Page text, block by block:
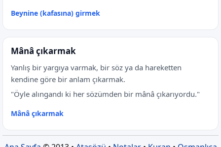
Beynine (kafasına) girmek
Mânâ çıkarmak
Yanlış bir yargıya varmak, bir söz ya da hareketten
kendine göre bir anlam çıkarmak.
"Öyle alıngandı ki her sözümden bir mânâ çıkarıyordu."
Mânâ çıkarmak